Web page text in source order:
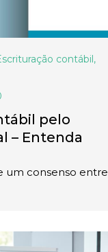
contábil ,
pelo
– Entenda
um consenso entre